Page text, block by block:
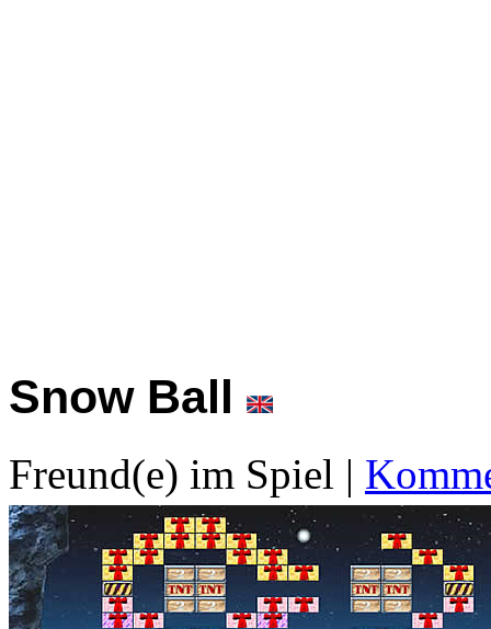
Snow Ball
Freund(e) im Spiel |